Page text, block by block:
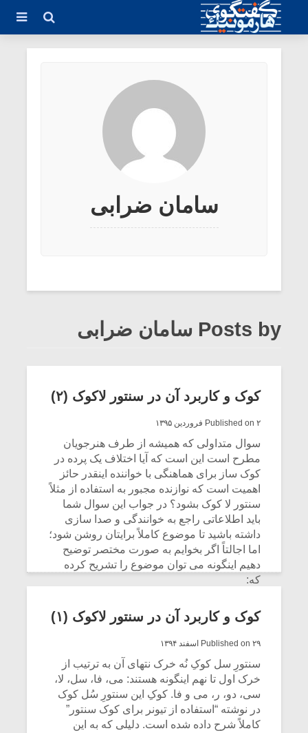
سامان ضرابی
Posts by سامان ضرابی
کوک و کاربرد آن در سنتور لاکوک (۲)
Published on ۲ فروردین ۱۳۹۵
سوال متداولى که همیشه از طرف هنرجویان
مطرح است این است که آیا اختلاف یک پرده در
کوک ساز براى هماهنگى با خواننده اینقدر حائز
اهمیت است که نوازنده مجبور به استفاده از مثلاً
سنتور لا کوک بشود؟ در جواب این سوال شما
باید اطلاعاتى راجع به خوانندگى و صدا سازى
داشته باشید تا موضوع کاملاً برایتان روشن شود؛
اما اجالتاً اگر بخوایم به صورت مختصر توضیح
دهیم اینگونه می توان موضوع را تشریح کرده
که:
CONTINUE READING
کوک و کاربرد آن در سنتور لاکوک (۱)
Published on ۲۹ اسفند ۱۳۹۴
سنتورِ سل کوکِ نُه خرک نتهاى آن به ترتیب از
خرک اول تا نهم اینگونه هستند: مى، فا، سل، لا،
سى، دو، ر، مى و فا. کوکِ این سنتورِ سُل کوک
در نوشته “ استفاده از تیونر برای کوک سنتور ”
کاملاً شرح داده شده است. دلیلی که به این